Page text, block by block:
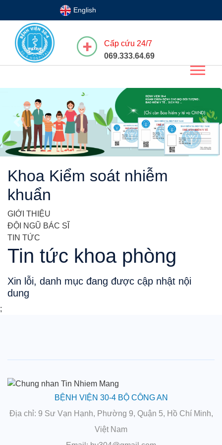
English
Cấp cứu 24/7
069.333.64.69
Previous Next
Khoa Kiểm soát nhiễm
khuẩn
GIỚI THIỆU
ĐỘI NGŨ BÁC SĨ
TIN TỨC
Tin tức khoa phòng
Xin lỗi, danh mục đang được cập nhật nội
dung
;
BỆNH VIỆN 30-4 BỘ CÔNG AN
Địa chỉ: 9 Sư Vạn Hạnh, Phường 9, Quận 5, Hồ Chí Minh,
Việt Nam